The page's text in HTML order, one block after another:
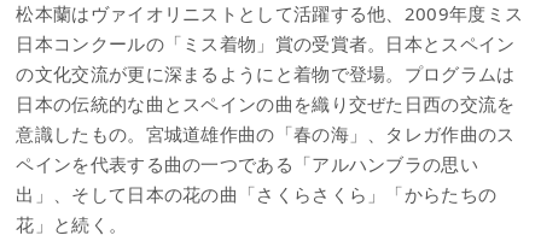
松本蘭はヴァイオリニストとして活躍する他、2009年度ミス
日本コンクールの「ミス着物」賞の受賞者。日本とスペイン
の文化交流が更に深まるようにと着物で登場。プログラムは
日本の伝統的な曲とスペインの曲を織り交ぜた日西の交流を
意識したもの。宮城道雄作曲の「春の海」、タレガ作曲のス
ペインを代表する曲の一つである「アルハンブラの思い
出」、そして日本の花の曲「さくらさくら」「からたちの
花」と続く。